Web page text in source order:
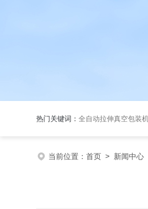
热门关键词： 全自动拉伸真空包装机、滚动式
当前位置： 首页 > 新闻中心